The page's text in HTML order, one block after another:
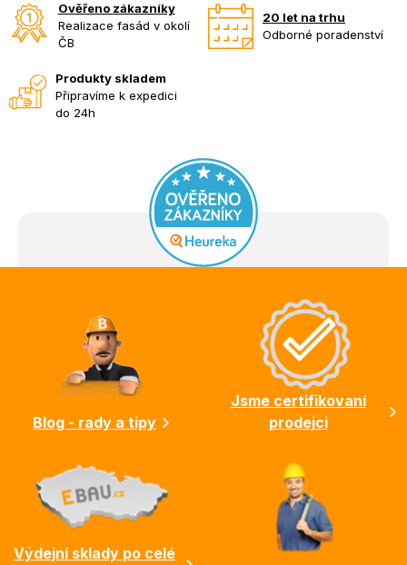
Ověřeno zákazníky
Realizace fasád v okolí
ČB
20 let na trhu
Odborné poradenství
Produkty skladem
Připravíme k expedici
do 24h
Blog - rady a tipy
Jsme certifikovaní
prodejci
Výdejní sklady po celé